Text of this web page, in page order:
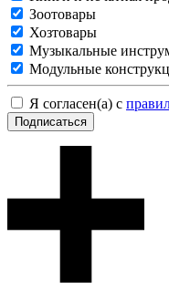
Зоотовары
Хозтовары
Музыкальные
Модульные
Я согласен(а) с
Подписаться